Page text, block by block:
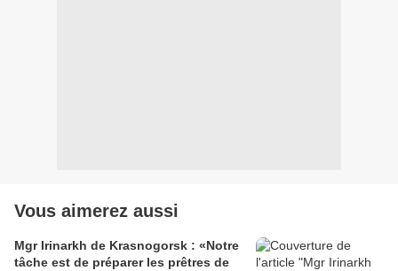
Vous aimerez aussi
Mgr Irinarkh de Krasnogorsk : «Notre
tâche est de préparer les prêtres de